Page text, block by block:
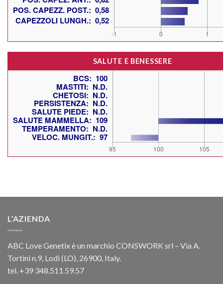
SALUTE E BENESSERE
L’AZIENDA
ABC Love Genetix è un marchio CONSWORK srl – Via A.
Tortini n.9, Lodi (LO), 26900, Italy.
tel. +39 348.511.59.57